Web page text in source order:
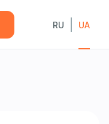
RU UA